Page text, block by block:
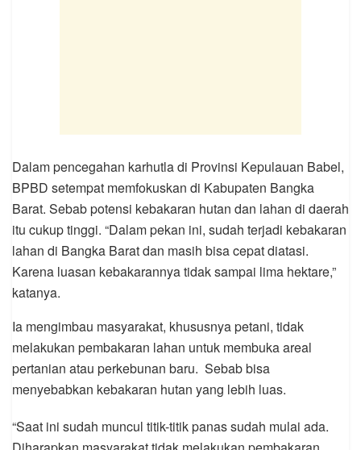
Dalam pencegahan karhutla di Provinsi Kepulauan Babel,
BPBD setempat memfokuskan di Kabupaten Bangka
Barat. Sebab potensi kebakaran hutan dan lahan di daerah
itu cukup tinggi. “Dalam pekan ini, sudah terjadi kebakaran
lahan di Bangka Barat dan masih bisa cepat diatasi.
Karena luasan kebakarannya tidak sampai lima hektare,”
katanya.
Ia mengimbau masyarakat, khususnya petani, tidak
melakukan pembakaran lahan untuk membuka areal
pertanian atau perkebunan baru. Sebab bisa
menyebabkan kebakaran hutan yang lebih luas.
“Saat ini sudah muncul titik-titik panas sudah mulai ada.